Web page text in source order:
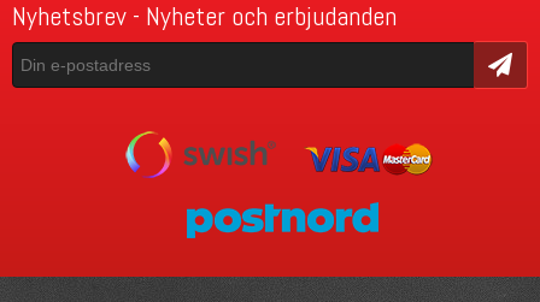
Nyhetsbrev - Nyheter och erbjudanden
Skicka